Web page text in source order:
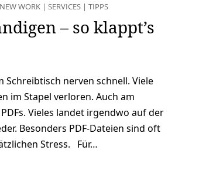
NEW WORK| SERVICES| TIPPS
– so klappt’s
Schreibtisch nerven schnell. Viele
im Stapel verloren. Auch am
Vieles landet irgendwo auf der
Besonders PDF-Dateien sind oft
Stress. Für…